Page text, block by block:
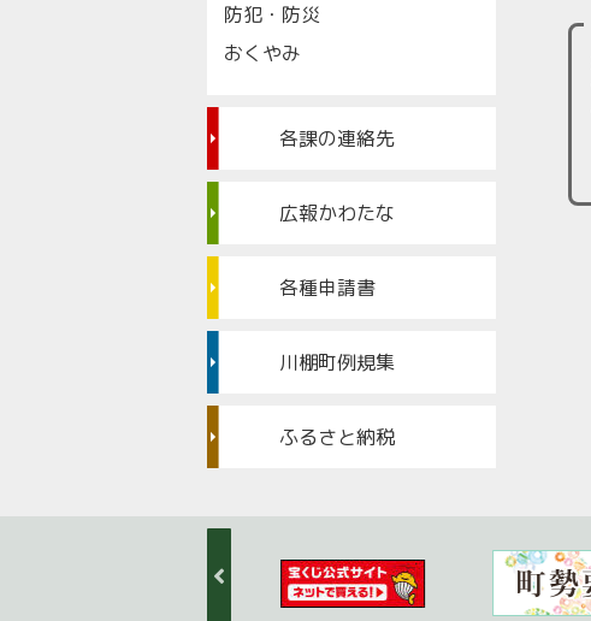
防犯・防災
おくやみ
各課の連絡先
広報かわたな
各種申請書
川棚町例規集
ふるさと納税